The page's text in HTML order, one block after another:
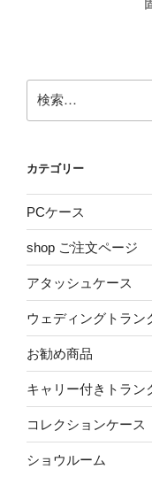
ー
ジ
り
索:
カテゴリー
PCケース
shop ご注文ページ
アタッシュケース
ウェディングトラン
お勧め商品
キャリー付きトラン
コレクションケース
ショウルーム